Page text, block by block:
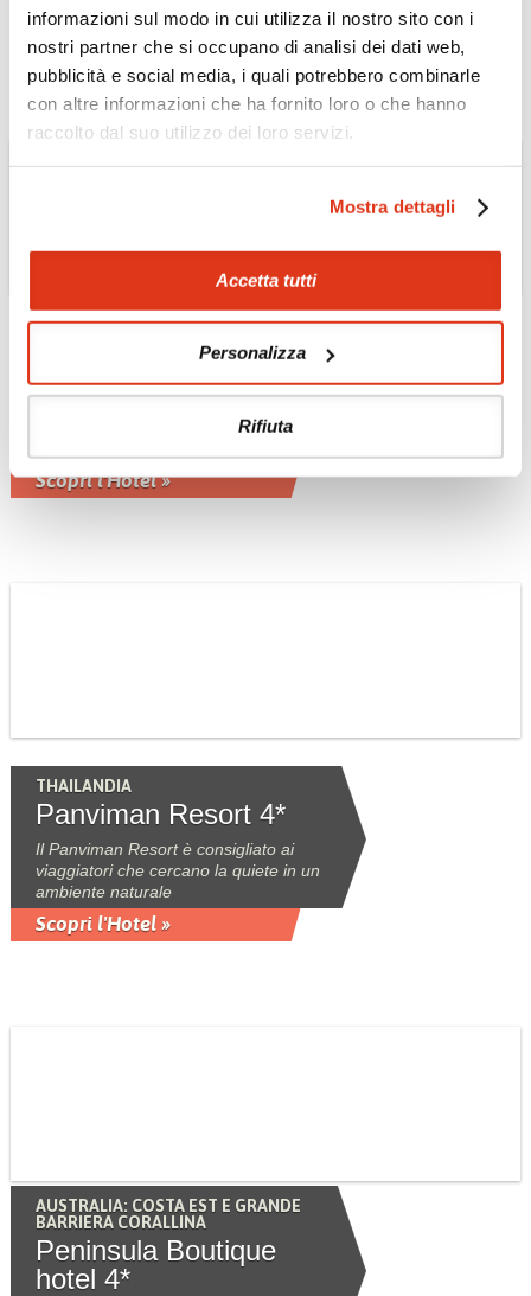
informazioni sul modo in cui utilizza il nostro sito con i
nostri partner che si occupano di analisi dei dati web,
pubblicità e social media, i quali potrebbero combinarle
con altre informazioni che ha fornito loro o che hanno
raccolto dal suo utilizzo dei loro servizi.
Mostra dettagli
Accetta tutti
Personalizza
Rifiuta
Scopri l'Hotel »
Okinawa Aj Koki Resort
Scopri l'Hotel »
THAILANDIA
Panviman Resort 4*
Il Panviman Resort è consigliato ai
viaggiatori che cercano la quiete in un
ambiente naturale
Scopri l'Hotel »
AUSTRALIA: COSTA EST E GRANDE
BARRIERA CORALLINA
Peninsula Boutique
hotel 4*